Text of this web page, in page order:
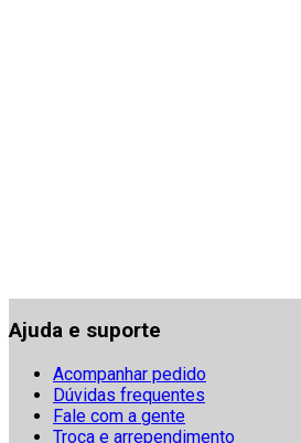
Ajuda e suporte
Acompanhar pedido
Dúvidas frequentes
Fale com a gente
Troca e arrependimento